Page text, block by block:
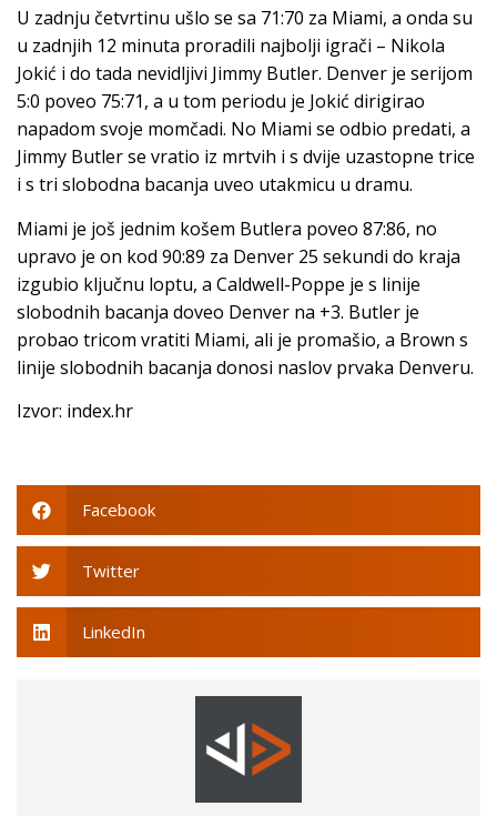
U zadnju četvrtinu ušlo se sa 71:70 za Miami, a onda su
u zadnjih 12 minuta proradili najbolji igrači – Nikola
Jokić i do tada nevidljivi Jimmy Butler. Denver je serijom
5:0 poveo 75:71, a u tom periodu je Jokić dirigirao
napadom svoje momčadi. No Miami se odbio predati, a
Jimmy Butler se vratio iz mrtvih i s dvije uzastopne trice
i s tri slobodna bacanja uveo utakmicu u dramu.
Miami je još jednim košem Butlera poveo 87:86, no
upravo je on kod 90:89 za Denver 25 sekundi do kraja
izgubio ključnu loptu, a Caldwell-Poppe je s linije
slobodnih bacanja doveo Denver na +3. Butler je
probao tricom vratiti Miami, ali je promašio, a Brown s
linije slobodnih bacanja donosi naslov prvaka Denveru.
Izvor: index.hr
Facebook
Twitter
LinkedIn